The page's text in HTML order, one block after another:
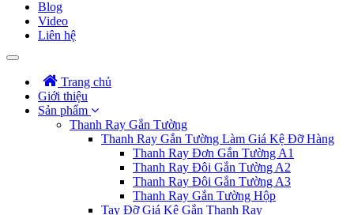
Blog
Video
Liên hệ
Trang chủ
Giới thiệu
Sản phẩm
Thanh Ray Gắn Tường
Thanh Ray Gắn Tường Làm Giá Kệ Đỡ Hàng
Thanh Ray Đơn Gắn Tường A1
Thanh Ray Đôi Gắn Tường A2
Thanh Ray Đôi Gắn Tường A3
Thanh Ray Gắn Tường Hộp
Tay Đỡ Giá Kệ Gắn Thanh Ray